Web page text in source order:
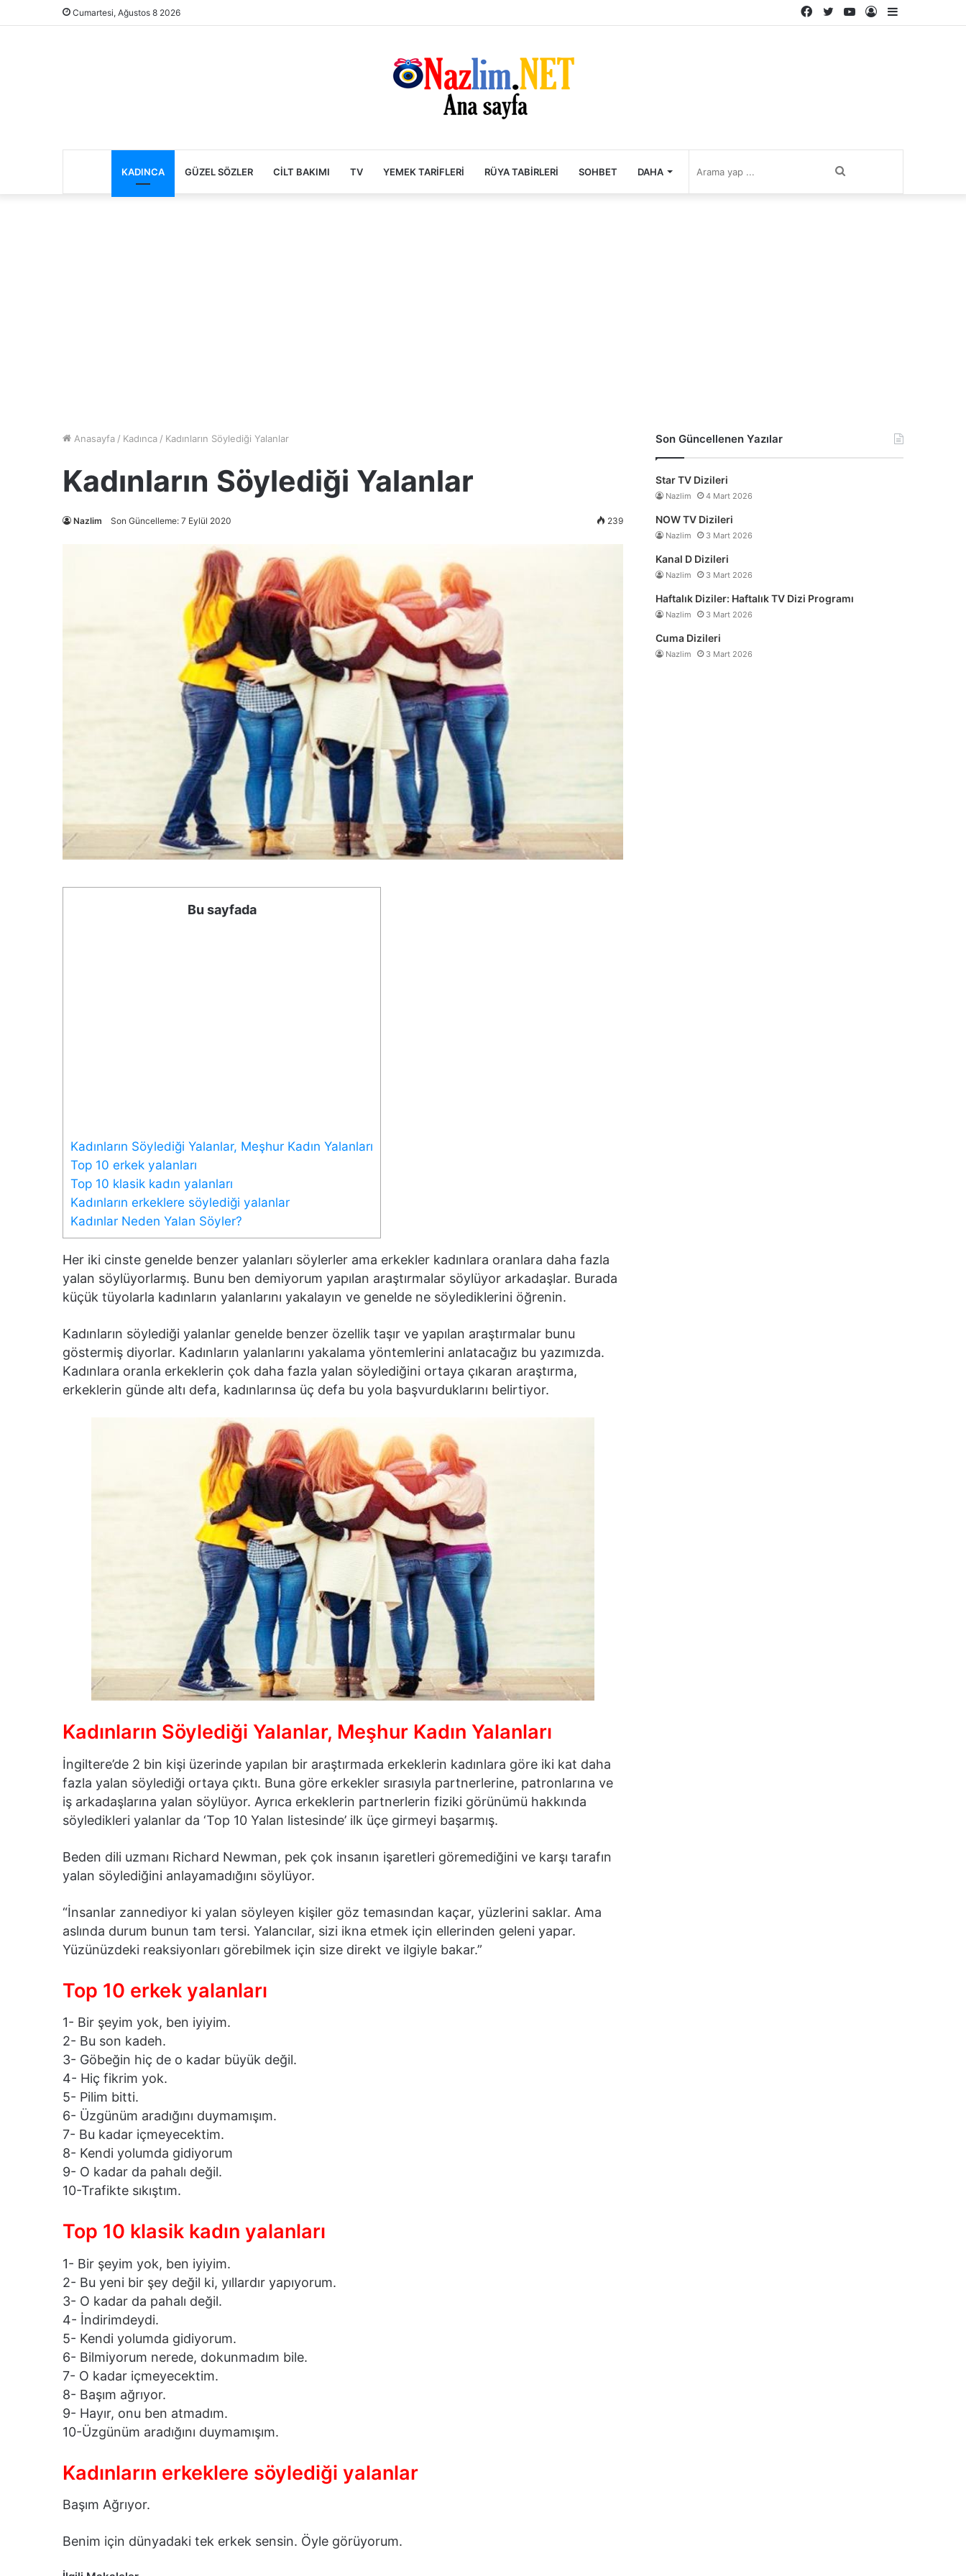
Cumartesi, Ağustos 8 2026
Kenar
Kayıt
YouTube
Twitter
Facebook
KADINCA GÜZEL SÖZLER CILT BAKIMI TV YEMEK TARIFLERI RÜYA TABIRLERI SOHBET DAHA
Anasayfa / Kadınca / Kadınların Söylediği Yalanlar
Kadınların Söylediği Yalanlar
Nazlim Son Güncelleme: 7 Eylül 2020 239
Bu sayfada
Kadınların Söylediği Yalanlar, Meşhur Kadın Yalanları
Top 10 erkek yalanları
Top 10 klasik kadın yalanları
Kadınların erkeklere söylediği yalanlar
Kadınlar Neden Yalan Söyler?
Her iki cinste genelde benzer yalanları söylerler ama erkekler kadınlara oranlara daha fazla
yalan söylüyorlarmış. Bunu ben demiyorum yapılan araştırmalar söylüyor arkadaşlar. Burada
küçük tüyolarla kadınların yalanlarını yakalayın ve genelde ne söylediklerini öğrenin.
Kadınların söylediği yalanlar genelde benzer özellik taşır ve yapılan araştırmalar bunu
göstermiş diyorlar. Kadınların yalanlarını yakalama yöntemlerini anlatacağız bu yazımızda.
Kadınlara oranla erkeklerin çok daha fazla yalan söylediğini ortaya çıkaran araştırma,
erkeklerin günde altı defa, kadınlarınsa üç defa bu yola başvurduklarını belirtiyor.
Kadınların Söylediği Yalanlar, Meşhur Kadın Yalanları
İngiltere’de 2 bin kişi üzerinde yapılan bir araştırmada erkeklerin kadınlara göre iki kat daha
fazla yalan söylediği ortaya çıktı. Buna göre erkekler sırasıyla partnerlerine, patronlarına ve
iş arkadaşlarına yalan söylüyor. Ayrıca erkeklerin partnerlerin fiziki görünümü hakkında
söyledikleri yalanlar da ‘Top 10 Yalan listesinde’ ilk üçe girmeyi başarmış.
Beden dili uzmanı Richard Newman, pek çok insanın işaretleri göremediğini ve karşı tarafın
yalan söylediğini anlayamadığını söylüyor.
“İnsanlar zannediyor ki yalan söyleyen kişiler göz temasından kaçar, yüzlerini saklar. Ama
aslında durum bunun tam tersi. Yalancılar, sizi ikna etmek için ellerinden geleni yapar.
Yüzünüzdeki reaksiyonları görebilmek için size direkt ve ilgiyle bakar.”
Top 10 erkek yalanları
1- Bir şeyim yok, ben iyiyim.
2- Bu son kadeh.
3- Göbeğin hiç de o kadar büyük değil.
4- Hiç fikrim yok.
5- Pilim bitti.
6- Üzgünüm aradığını duymamışım.
7- Bu kadar içmeyecektim.
8- Kendi yolumda gidiyorum
9- O kadar da pahalı değil.
10-Trafikte sıkıştım.
Top 10 klasik kadın yalanları
1- Bir şeyim yok, ben iyiyim.
2- Bu yeni bir şey değil ki, yıllardır yapıyorum.
3- O kadar da pahalı değil.
4- İndirimdeydi.
5- Kendi yolumda gidiyorum.
6- Bilmiyorum nerede, dokunmadım bile.
7- O kadar içmeyecektim.
8- Başım ağrıyor.
9- Hayır, onu ben atmadım.
10-Üzgünüm aradığını duymamışım.
Kadınların erkeklere söylediği yalanlar
Başım Ağrıyor.
Benim için dünyadaki tek erkek sensin. Öyle görüyorum.
Son Güncellenen Yazılar
Star TV Dizileri
Nazlim 4 Mart 2026
NOW TV Dizileri
Nazlim 3 Mart 2026
Kanal D Dizileri
Nazlim 3 Mart 2026
Haftalık Diziler: Haftalık TV Dizi Programı
Nazlim 3 Mart 2026
Cuma Dizileri
Nazlim 3 Mart 2026